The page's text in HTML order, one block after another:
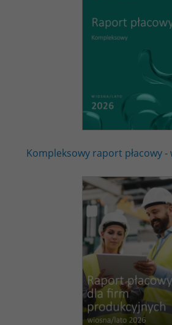
Kompleksowy raport płacowy